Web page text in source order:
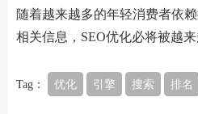
随着越来越多的年轻消费者依
相关信息，SEO优化必将被越来
Tag： 优化 引擎 搜索 排名